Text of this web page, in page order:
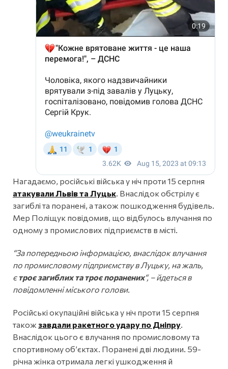
Нагадаємо, російські війська у ніч проти 15 серпня
атакували Львів та Луцьк . Внаслідок обстрілу є
загиблі та поранені, а також пошкодження будівель.
Мер Поліщук повідомив, що відбулось влучання по
одному з промислових підприємств в місті.
“За попередньою інформацією, внаслідок влучання
по промисловому підприємству в Луцьку, на жаль,
є троє загиблих та троє поранених“, – йдеться в
повідомленні міського голови.
Російські окупаційні війська у ніч проти 15 серпня
також завдали ракетного удару по Дніпру
Внаслідок цього є влучання по промисловому та
спортивному об’єктах. Поранені дві людини. 59-
річна жінка отримала легкі ушкодження й